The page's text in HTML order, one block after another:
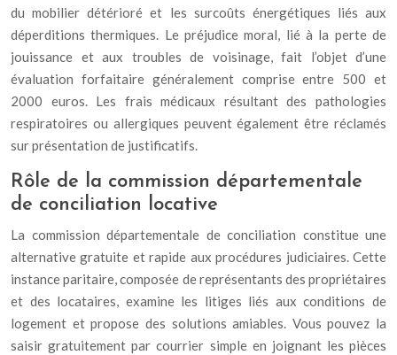
du mobilier détérioré et les surcoûts énergétiques liés aux
déperditions thermiques. Le préjudice moral, lié à la perte de
jouissance et aux troubles de voisinage, fait l’objet d’une
évaluation forfaitaire généralement comprise entre 500 et
2000 euros. Les frais médicaux résultant des pathologies
respiratoires ou allergiques peuvent également être réclamés
sur présentation de justificatifs.
Rôle de la commission départementale
de conciliation locative
La commission départementale de conciliation constitue une
alternative gratuite et rapide aux procédures judiciaires. Cette
instance paritaire, composée de représentants des propriétaires
et des locataires, examine les litiges liés aux conditions de
logement et propose des solutions amiables. Vous pouvez la
saisir gratuitement par courrier simple en joignant les pièces